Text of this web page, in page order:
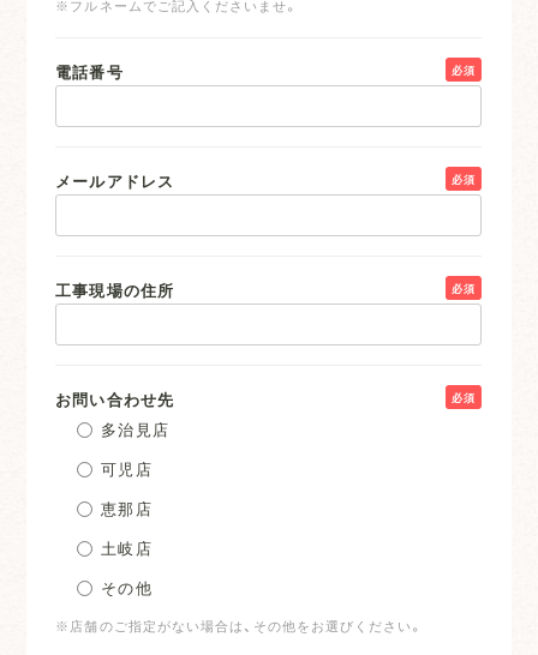
※フルネームでご記入くださいませ。
電話番号 必須
メールアドレス 必須
工事現場の住所 必須
お問い合わせ先 必須
多治見店
可児店
恵那店
土岐店
その他
※店舗のご指定がない場合は、その他をお選びください。